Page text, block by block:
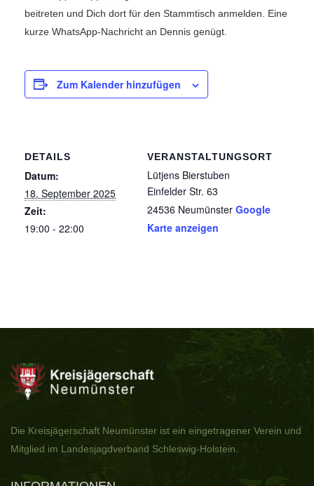
beitreten und Dich dort für den Stammtisch anmelden. Eine
kurze WhatsApp-Nachricht an Dennis genügt.
Zum Kalender hinzufügen
DETAILS
Datum:
18. September 2025
Zeit:
19:00 - 22:00
VERANSTALTUNGSORT
Lütjens Bierstuben
Einfelder Str. 63
24536 Neumünster Google
Karte anzeigen
Die Kreisjägerschaft Neumünster ist ein eingetragener Verein und
Mitglied im Landesjagdverband Schleswig-Holstein.